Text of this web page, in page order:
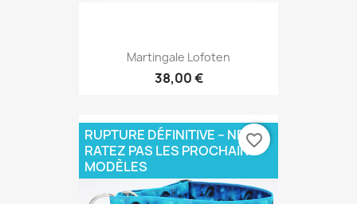
Martingale Lofoten
38,00 €
RUPTURE DÉFINITIVE – NE
RATEZ PAS LES PROCHAINS
MODÈLES
favorite_border